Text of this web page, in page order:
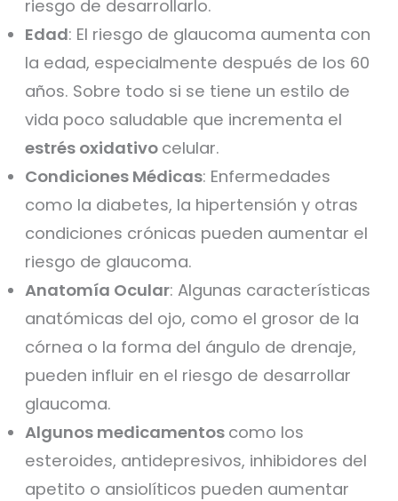
riesgo de desarrollarlo.
Edad: El riesgo de glaucoma aumenta con
la edad, especialmente después de los 60
años. Sobre todo si se tiene un estilo de
vida poco saludable que incrementa el
estrés oxidativo celular.
Condiciones Médicas: Enfermedades
como la diabetes, la hipertensión y otras
condiciones crónicas pueden aumentar el
riesgo de glaucoma.
Anatomía Ocular: Algunas características
anatómicas del ojo, como el grosor de la
córnea o la forma del ángulo de drenaje,
pueden influir en el riesgo de desarrollar
glaucoma.
Algunos medicamentos como los
esteroides, antidepresivos, inhibidores del
apetito o ansiolíticos pueden aumentar